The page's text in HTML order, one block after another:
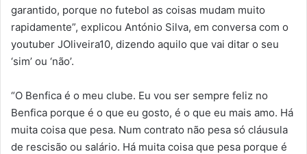
garantido, porque no futebol as coisas mudam muito
rapidamente”, explicou António Silva, em conversa com o
youtuber JOliveira10, dizendo aquilo que vai ditar o seu
‘sim’ ou ‘não’.
“O Benfica é o meu clube. Eu vou ser sempre feliz no
Benfica porque é o que eu gosto, é o que eu mais amo. Há
muita coisa que pesa. Num contrato não pesa só cláusula
de rescisão ou salário. Há muita coisa que pesa porque é